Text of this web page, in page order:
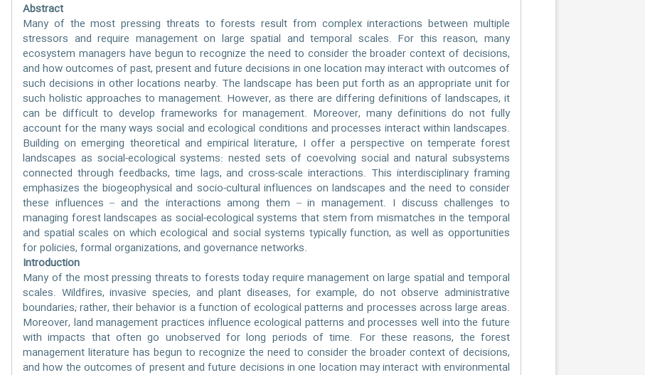
Abstract
Many of the most pressing threats to forests result from complex interactions between multiple
stressors and require management on large spatial and temporal scales. For this reason, many
ecosystem managers have begun to recognize the need to consider the broader context of decisions,
and how outcomes of past, present and future decisions in one location may interact with outcomes of
such decisions in other locations nearby. The landscape has been put forth as an appropriate unit for
such holistic approaches to management. However, as there are differing definitions of landscapes, it
can be difficult to develop frameworks for management. Moreover, many definitions do not fully
account for the many ways social and ecological conditions and processes interact within landscapes.
Building on emerging theoretical and empirical literature, I offer a perspective on temperate forest
landscapes as social-ecological systems: nested sets of coevolving social and natural subsystems
connected through feedbacks, time lags, and cross-scale interactions. This interdisciplinary framing
emphasizes the biogeophysical and socio-cultural influences on landscapes and the need to consider
these influences – and the interactions among them – in management. I discuss challenges to
managing forest landscapes as social-ecological systems that stem from mismatches in the temporal
and spatial scales on which ecological and social systems typically function, as well as opportunities
for policies, formal organizations, and governance networks.
Introduction
Many of the most pressing threats to forests today require management on large spatial and temporal
scales. Wildfires, invasive species, and plant diseases, for example, do not observe administrative
boundaries; rather, their behavior is a function of ecological patterns and processes across large areas.
Moreover, land management practices influence ecological patterns and processes well into the future
with impacts that often go unobserved for long periods of time. For these reasons, the forest
management literature has begun to recognize the need to consider the broader context of decisions,
and how the outcomes of present and future decisions in one location may interact with environmental